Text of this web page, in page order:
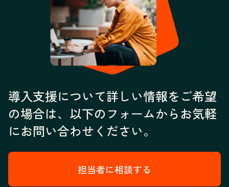
導入支援について詳しい情報をご希望
の場合は、以下のフォームからお気軽
にお問い合わせください。
担当者に相談する